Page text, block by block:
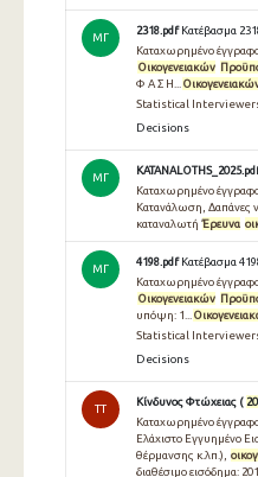
ΜΓ
2318.pdf Κατέβασμα
Καταχωρημένο
Οικογενειακών
Φ Α Σ Η...
Statistical
Decisions
ΜΓ
Καταχωρημένο
Κατανάλωση, Δαπάνες
καταναλωτή Έρευνα
ΜΓ
4198.pdf Κατέβασμα
Καταχωρημένο
Οικογενειακών
υπόψη: 1...
Statistical
Decisions
TT
Κίνδυνος Φτώχειας (
Καταχωρημένο
Ελάχιστο Εγγυημένο
θέρμανσης κ.λπ.),
διαθέσιμο εισόδημα: